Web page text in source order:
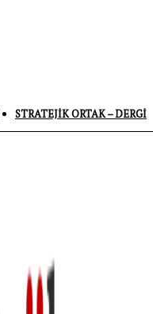
STRATEJIK ORTAK – DERGI